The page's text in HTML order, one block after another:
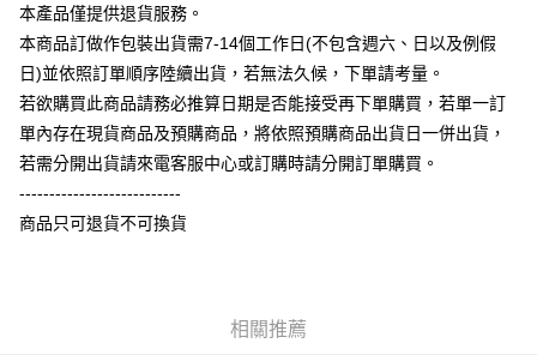
4.訂單成立30分鐘內，如未前往確認交易或遇審核未通過，訂單將自動取
消。如遇「轉專審核」未通過狀況，表示未達大哥付你分期系統評分，恕無
法說明評估內容。
【繳款方式說明】
1.分期款項不併入電信帳單，「大哥付你分期」於每月結算日後寄送繳費提
2.透過簡訊連結打開帳單後，可選擇「超商條碼／台灣大直營門市／銀行轉
帳／街口支付／iPASS MONEY」等通路繳費。
1.本服務係由「台灣大哥大股份有限公司」（以下簡稱本公司）所提供，讓
由本公司與您本人進行分期帳單所需資料之確認、核對及更正。
１．簡單：不需註冊會員、不需綁卡、不需儲值。
２．便利：只要手機號碼，簡訊認證，即可結帳。
３．安心：先確認商品／服務後，再付款。
【「AFTEE先享後付」結帳流程】
１．於結帳方式選擇「AFTEE先享後付」後，將跳轉至「AFTEE先享後付」
２．訂單成立數日內，您將收到繳費通知簡訊。
３．收到繳費通知簡訊後14天內，點擊此簡訊中的連結，可透過四大超商／
ATM／網路銀行／等多元方式進行付款，方視為交易完成。
※ 請注意：結帳手續完成當下不需立刻繳費，但若您需要取消訂單，請聯絡
是否繳費成功／繳費後需取消欲退款等相關疑問，請聯繫「AFTEE先享後付
https://netprotections.freshdesk.com/support/home
運送方式
全家付款取貨
每筆NT$65，滿NT$899(含以上)免運費
付款後全家取貨
7-11付款取貨
每筆NT$60，滿NT$899(含以上)免運費
本產品僅提供退貨服務。
本商品訂做作包裝出貨需7-14個工作日(不包含週六、日以及例假
日)並依照訂單順序陸續出貨，若無法久候，下單請考量。
若欲購買此商品請務必推算日期是否能接受再下單購買，若單一訂
單內存在現貨商品及預購商品，將依照預購商品出貨日一併出貨，
若需分開出貨請來電客服中心或訂購時請分開訂單購買。
---------------------------
商品只可退貨不可換貨
相關推薦